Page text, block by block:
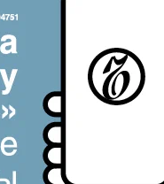
Реклама в «Ъ»